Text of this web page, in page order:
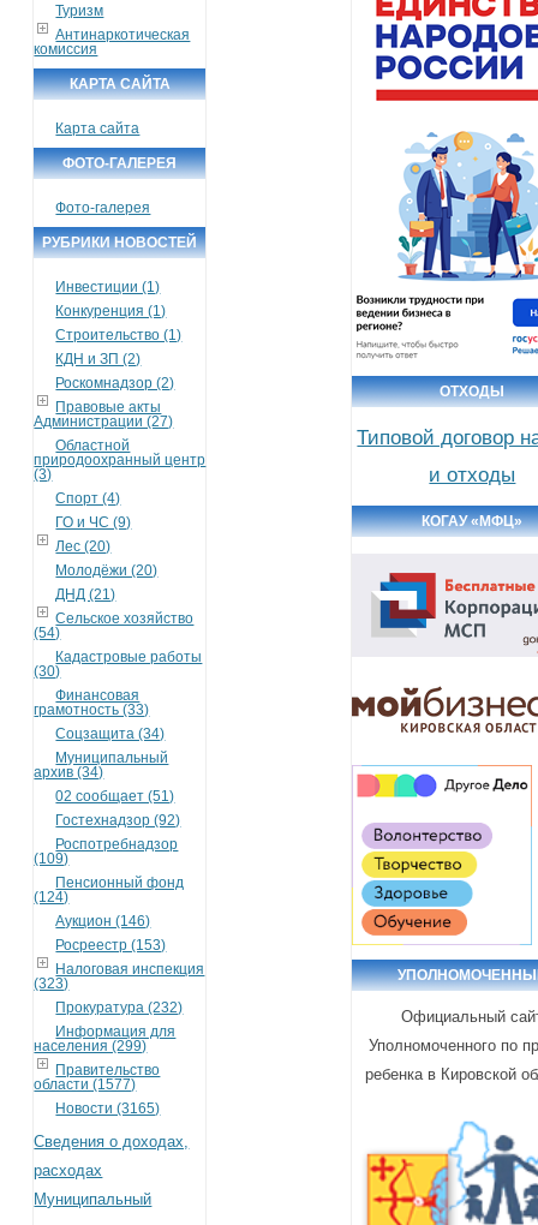
Туризм
Антинаркотическая
комиссия
КАРТА САЙТА
Карта сайта
ФОТО-ГАЛЕРЕЯ
Фото-галерея
РУБРИКИ НОВОСТЕЙ
Инвестиции (1)
Конкуренция (1)
Строительство (1)
КДН и ЗП (2)
Роскомнадзор (2)
Правовые акты
Администрации (27)
Областной
природоохранный центр
(3)
Спорт (4)
ГО и ЧС (9)
Лес (20)
Молодёжи (20)
ДНД (21)
Сельское хозяйство
(54)
Кадастровые работы
(30)
Финансовая
грамотность (33)
Соцзащита (34)
Муниципальный
архив (34)
02 сообщает (51)
Гостехнадзор (92)
Роспотребнадзор
(109)
Пенсионный фонд
(124)
Аукцион (146)
Росреестр (153)
Налоговая инспекция
(323)
Прокуратура (232)
Информация для
населения (299)
Правительство
области (1577)
Новости (3165)
Сведения о доходах,
расходах
Муниципальный
ОТХОДЫ
Типовой договор
и отходы
КОГАУ «МФЦ»
Официальный
Уполномоченного по
ребенка в Кировской